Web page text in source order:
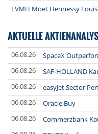
LVMH Moet Hennessy
AKTUELLE
06.08.26 SpaceX
06.08.26
SAF-HOLLAND
06.08.26
easyJet Sector
06.08.26
Oracle Buy
06.08.26
Commerzbank